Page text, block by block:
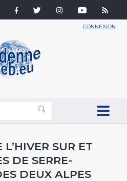
CONNEXION
SUR ET
DE SERRE-
DEUX ALPES